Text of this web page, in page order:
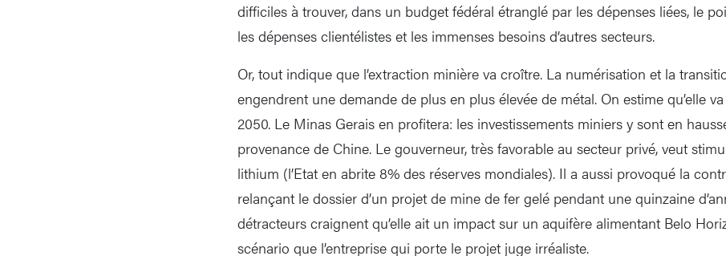
difficiles à trouver, dans un budget fédéral étranglé par les dépenses liées, le
les dépenses clientélistes et les immenses besoins d’autres secteurs.
Or, tout indique que l’extraction minière va croître. La numérisation et la
engendrent une demande de plus en plus élevée de métal. On estime qu’elle
2050. Le Minas Gerais en profitera: les investissements miniers y sont en
provenance de Chine. Le gouverneur, très favorable au secteur privé, veut
lithium (l’Etat en abrite 8% des réserves mondiales). Il a aussi provoqué la
relançant le dossier d’un projet de mine de fer gelé pendant une quinzaine
détracteurs craignent qu’elle ait un impact sur un aquifère alimentant Belo
scénario que l’entreprise qui porte le projet juge irréaliste.